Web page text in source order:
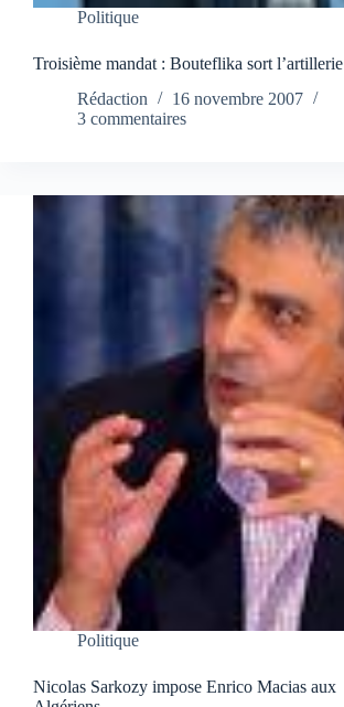
Politique
Troisième mandat : Bouteflika sort l’artillerie
Rédaction
16 novembre 2007
3 commentaires
Politique
Nicolas Sarkozy impose Enrico Macias aux